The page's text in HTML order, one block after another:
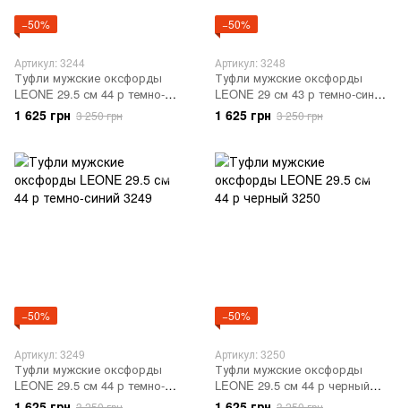
−50%
Артикул: 3244
Туфли мужские оксфорды
LEONE 29.5 см 44 р темно-
синий 3244
1 625 грн 3 250 грн
−50%
Артикул: 3248
Туфли мужские оксфорды
LEONE 29 см 43 р темно-синий
3248
1 625 грн 3 250 грн
−50%
Артикул: 3249
Туфли мужские оксфорды
LEONE 29.5 см 44 р темно-
синий 3249
−50%
Артикул: 3250
Туфли мужские оксфорды
LEONE 29.5 см 44 р черный
3250